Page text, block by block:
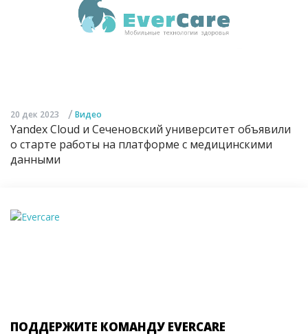
20 дек 2023 / Видео
Yandex Cloud и Сеченовский университет объявили
о старте работы на платформе с медицинскими
данными
ПОДДЕРЖИТЕ КОМАНДУ EVERCARE